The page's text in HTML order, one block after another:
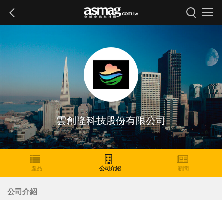
雲創隆科技股份有限公司
產品 公司介紹 新聞
公司介紹